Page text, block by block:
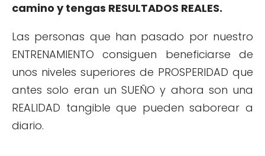
camino y tengas RESULTADOS REALES.
Las personas que han pasado por nuestro
ENTRENAMIENTO consiguen beneficiarse de
unos niveles superiores de PROSPERIDAD que
antes solo eran un SUEÑO y ahora son una
REALIDAD tangible que pueden saborear a
diario.